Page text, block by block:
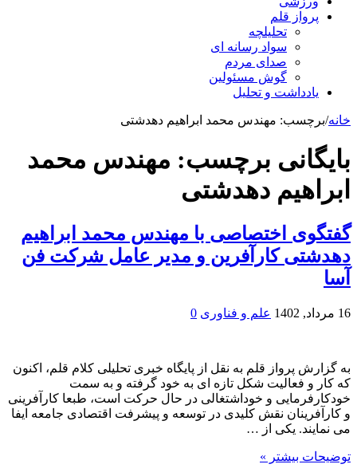
پرواز قلم
تحلیلچه
سواد رسانه ای
صدای مردم
گوش مسئولین
یادداشت و تحلیل
خانه/برچسب: مهندس محمد ابراهیم دهدشتی
بایگانی برچسب: مهندس محمد
ابراهیم دهدشتی
گفتگوی اختصاصی با مهندس محمد ابراهیم
دهدشتی کارآفرین و مدیر عامل شرکت فن
آسا
16 مرداد, 1402 علم و فناوری 0
به گزارش پرواز قلم به نقل از پایگاه خبری تحلیلی کلام قلم، اکنون
که کار و فعالیت شکل تازه ای به خود گرفته و به سمت
خودکارفرمایی و خوداشتغالی در حال حرکت است، طبعا کارآفرینی
و کارآفرینان نقش کلیدی در توسعه و پیشرفت اقتصادی جامعه ایفا
می نمایند. یکی از …
توضیحات بیشتر »